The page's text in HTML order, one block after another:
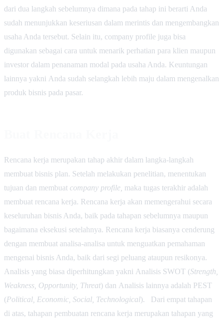
dari dua langkah sebelumnya dimana pada tahap ini berarti Anda
sudah menunjukkan keseriusan dalam merintis dan mengembangkan
usaha Anda tersebut. Selain itu, company profile juga bisa
digunakan sebagai cara untuk menarik perhatian para klien maupun
investor dalam penanaman modal pada usaha Anda. Keuntungan
lainnya yakni Anda sudah selangkah lebih maju dalam mengenalkan
produk bisnis pada pasar.
Rencana kerja merupakan tahap akhir dalam langka-langkah
membuat bisnis plan. Setelah melakukan penelitian, menentukan
tujuan dan membuat company profile, maka tugas terakhir adalah
membuat rencana kerja. Rencana kerja akan memengerahui secara
keseluruhan bisnis Anda, baik pada tahapan sebelumnya maupun
bagaimana eksekusi setelahnya. Rencana kerja biasanya cenderung
dengan membuat analisa-analisa untuk menguatkan pemahaman
mengenai bisnis Anda, baik dari segi peluang ataupun resikonya.
Analisis yang biasa diperhitungkan yakni Analisis SWOT (Strength,
Weakness, Opportunity, Threat) dan Analisis lainnya adalah PEST
(Political, Economic, Social, Technological). Dari empat tahapan
di atas, tahapan pembuatan rencana kerja merupakan tahapan yang